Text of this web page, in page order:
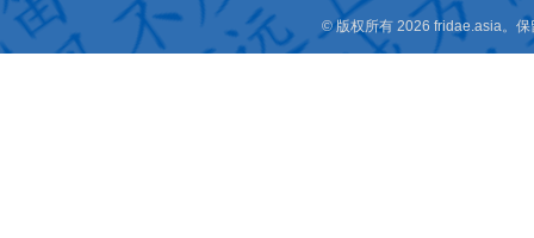
© 版权所有 2026 fridae.asia。